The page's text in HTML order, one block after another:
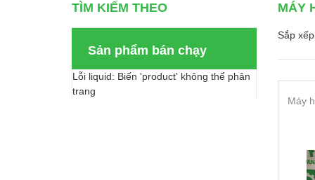
TÌM KIẾM THEO
Sản phẩm bán chạy
Lỗi liquid: Biến 'product' không thể phân
trang
MÁY
Sắp
Máy